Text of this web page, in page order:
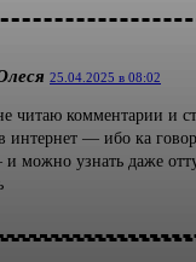
25.04.2025 в 08:02
читаю комментарии и
интернет — ибо ка
можно узнать даже